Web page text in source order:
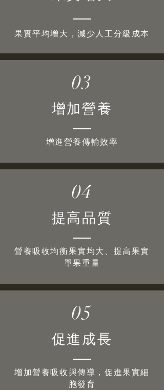
果實平均增大，減少人工分級成本
03
增加營養
增進營養傳輸效率
04
提高品質
營養吸收均衡果實均大、提高果實
單果重量
05
促進成長
增加營養吸收與傳導，促進果實細
胞發育